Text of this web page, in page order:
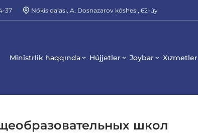
37 Nókis qalası, A. Dosnazarov kóshesi, 62-úy
Ministrlik haqqında Hújjetler Joybar Xızmetler
школ